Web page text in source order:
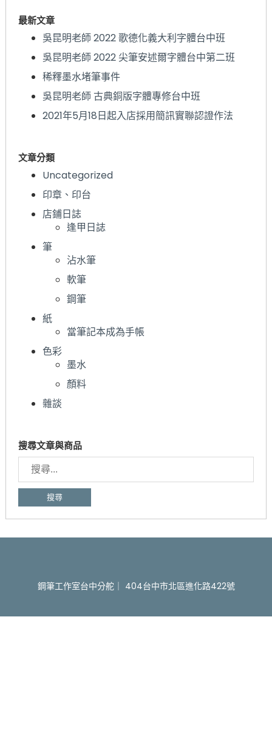
最新文章
吳昆明老師 2022 歌德化義大利字體台中班
吳昆明老師 2022 尖筆安述爾字體台中第二班
稀釋墨水堵筆事件
吳昆明老師 古典銅版字體專修台中班
2021年5月18日起入店採用簡訊實聯認證作法
文章分類
Uncategorized
印章、印台
店鋪日誌
逢甲日誌
筆
沾水筆
軟筆
鋼筆
紙
當筆記本成為手帳
色彩
墨水
顏料
雜談
搜尋文章與商品
關
鋼筆工作室台中分舵｜ 404台中市北區進化路422號